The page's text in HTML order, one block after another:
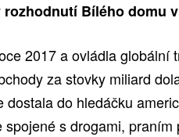
Bílého domu
2017 a ovládla globální
za stovky miliard
dostala do hledáčku
spojené s drogami,